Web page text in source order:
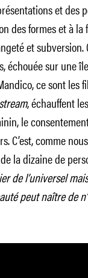
et des
des formes et à
et
échouée sur une
ce sont les
, échauffent
le
C’est, comme
la dizaine de
de l’universel
peut naître de